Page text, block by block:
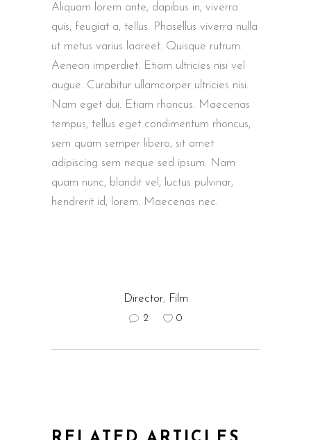
Aliquam lorem ante, dapibus in, viverra
quis, feugiat a, tellus. Phasellus viverra nulla
ut metus varius laoreet. Quisque rutrum.
Aenean imperdiet. Etiam ultricies nisi vel
augue. Curabitur ullamcorper ultricies nisi.
Nam eget dui. Etiam rhoncus. Maecenas
tempus, tellus eget condimentum rhoncus,
sem quam semper libero, sit amet
adipiscing sem neque sed ipsum. Nam
quam nunc, blandit vel, luctus pulvinar,
hendrerit id, lorem. Maecenas nec.
Director, Film
2 0